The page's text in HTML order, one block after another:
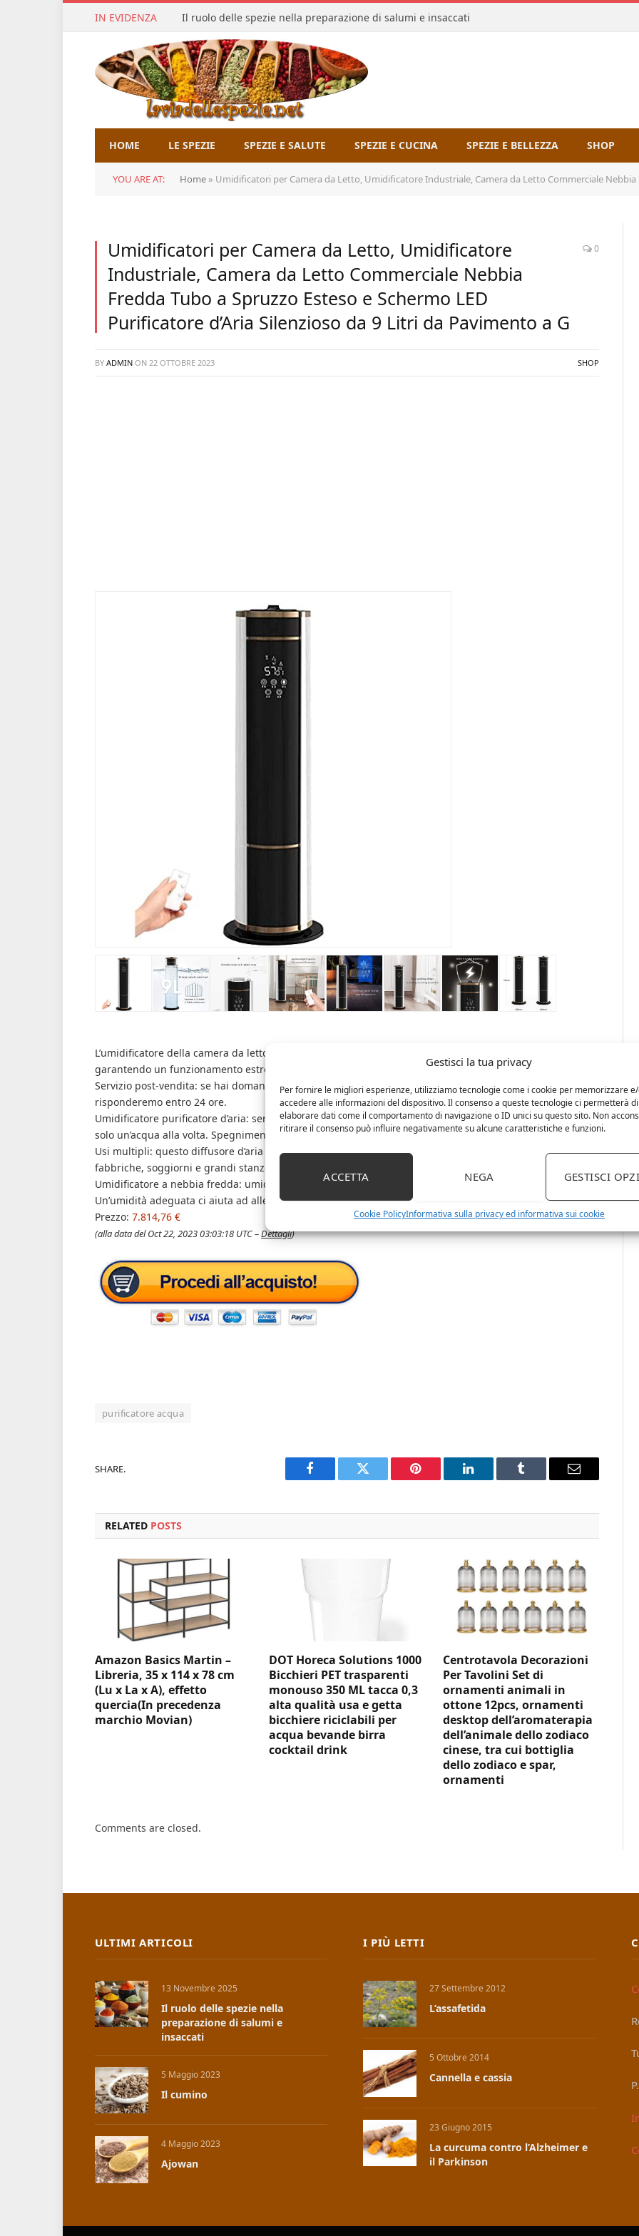
Gestisci la tua privacy
Per fornire le migliori esperienze, utilizziamo tecnologie come i cookie per memorizzare
accedere alle informazioni del dispositivo. Il consenso a queste tecnologie ci permetterà di
elaborare dati come il comportamento di navigazione o ID unici su questo sito. Non
ritirare il consenso può influire negativamente su alcune caratteristiche e funzioni.
ACCETTA NEGA GESTISCI
Cookie PolicyInformativa sulla privacy ed informativa sui cookie
IN EVIDENZA Il ruolo delle spezie nella preparazione di salumi e insaccati
HOME LE SPEZIE SPEZIE E SALUTE SPEZIE E CUCINA SPEZIE E BELLEZZA SHOP
YOU ARE AT: Home » Umidificatori per Camera da Letto, Umidificatore Industriale, Camera da Letto Commerciale Nebbia Fredda Tubo a Spruzzo Esteso e
Umidificatori per Camera da Letto, Umidificatore
Industriale, Camera da Letto Commerciale Nebbia
Fredda Tubo a Spruzzo Esteso e Schermo LED
Purificatore d’Aria Silenzioso da 9 Litri da Pavimento a G
0
BY ADMIN ON 22 OTTOBRE 2023 SHOP
L’umidificatore della camera da letto di grande capacità produce una frequenza quasi silenziosa (≤35 dB)
garantendo un funzionamento estremamente silenzioso per un’intera notte di sonno.
Servizio post-vendita: se hai domande, ti preghiamo di contattarci in qualsiasi momento via e-mail e ti
risponderemo entro 24 ore.
Umidificatore purificatore d’aria: serbatoio dell’acqua di grande capacità da 9 litri, è possibile utilizzare
solo un’acqua alla volta. Spegnimento programmato da 1 a 12 ore per garantire un sonno confortevole
Usi multipli: questo diffusore d’aria è ideale per supermercati, negozi di frutta, ristoranti di pesce,
fabbriche, soggiorni e grandi stanze.
Umidificatore a nebbia fredda: umidificatore Emette nebbia fredda per umidificare e purificare l’aria.
Un’umidità adeguata ci aiuta ad alleviare lo stress della vita, calmare e alleviare lo stress e la fatica.
Prezzo: 7.814,76 €
(alla data del Oct 22, 2023 03:03:18 UTC –Dettagli)
purificatore acqua
SHARE.
Facebook Twitter Pinterest LinkedIn Tumblr Email
RELATED POSTS
Amazon Basics Martin –
Libreria, 35 x 114 x 78 cm
(Lu x La x A), effetto
quercia(In precedenza
marchio Movian)
DOT Horeca Solutions 1000
Bicchieri PET trasparenti
monouso 350 ML tacca 0,3
alta qualità usa e getta
bicchiere riciclabili per
acqua bevande birra
cocktail drink
Centrotavola Decorazioni
Per Tavolini Set di
ornamenti animali in
ottone 12pcs, ornamenti
desktop dell’aromaterapia
dell’animale dello zodiaco
cinese, tra cui bottiglia
dello zodiaco e spar,
ornamenti
Comments are closed.
ULTIMI ARTICOLI
13 Novembre 2025
Il ruolo delle spezie nella
preparazione di salumi e
insaccati
5 Maggio 2023
Il cumino
4 Maggio 2023
Ajowan
I PIÙ LETTI
27 Settembre 2012
L’assafetida
5 Ottobre 2014
Cannella e cassia
23 Giugno 2015
La curcuma contro l’Alzheimer e
il Parkinson